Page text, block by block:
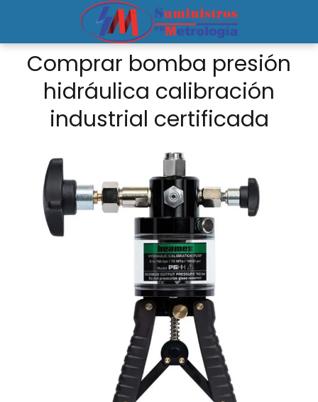
Comprar bomba presión
hidráulica calibración
industrial certificada